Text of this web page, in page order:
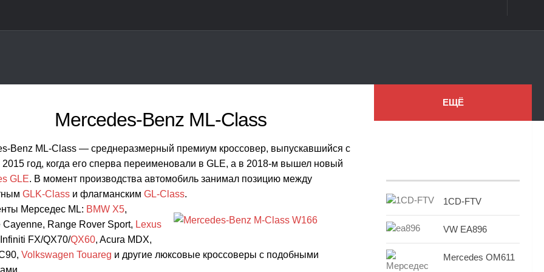
Mercedes-Benz ML-Class
Benz ML-Class — среднеразмерный премиум кроссовер, выпускавшийся с
2015 год, когда его сперва переименовали в GLE, а в 2018-м вышел новый
GLE. В момент производства автомобиль занимал позицию между
GLK-Class и флагманским GL-Class.
Мерседес ML: BMW X5,
Cayenne, Range Rover Sport, Lexus
FX/QX70/QX60, Acura MDX,
Volkswagen Touareg и другие люксовые кроссоверы с подобными
ЕЩЁ
1CD-FTV
VW EA896
Mercedes OM611